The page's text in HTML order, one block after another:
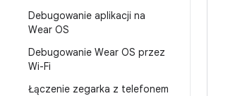
Debugowanie aplikacji na
Wear OS
Debugowanie Wear OS przez
Wi-Fi
Łączenie zegarka z telefonem